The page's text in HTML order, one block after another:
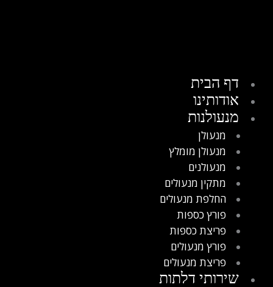
דף הבית
אודותינו
מנעולנות
מנעולן
מנעולן מומלץ
מנעולנים
מתקין מנעולים
החלפת מנעולים
פורץ כספות
פריצת כספות
פורץ מנעולים
פריצת מנעולים
שירותי דלתות